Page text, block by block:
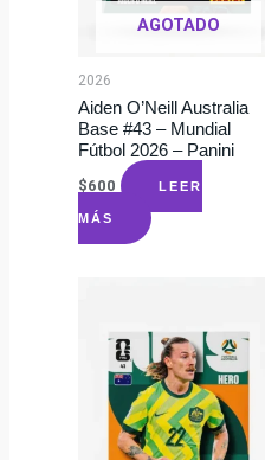
AGOTADO
2026
Aiden O’Neill Australia
Base #43 – Mundial
Fútbol 2026 – Panini
$600 LEER
MÁS